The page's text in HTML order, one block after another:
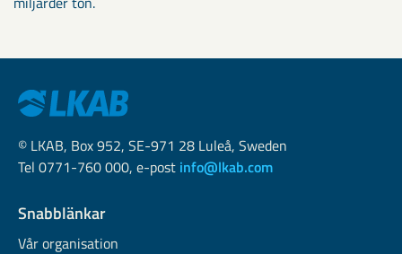
© LKAB, Box 952, SE-971 28 Luleå, Sweden
Tel 0771-760 000, e-post info@lkab.com
Snabblänkar
Vår organisation